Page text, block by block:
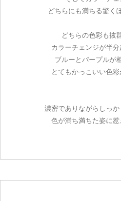
どちらにも満ちる驚く
どちらの色彩も抜
カラーチェンジが半
ブルーとパープルが
とてもかっこいい色彩
濃密でありながらしっ
色が満ち満ちた姿に惹